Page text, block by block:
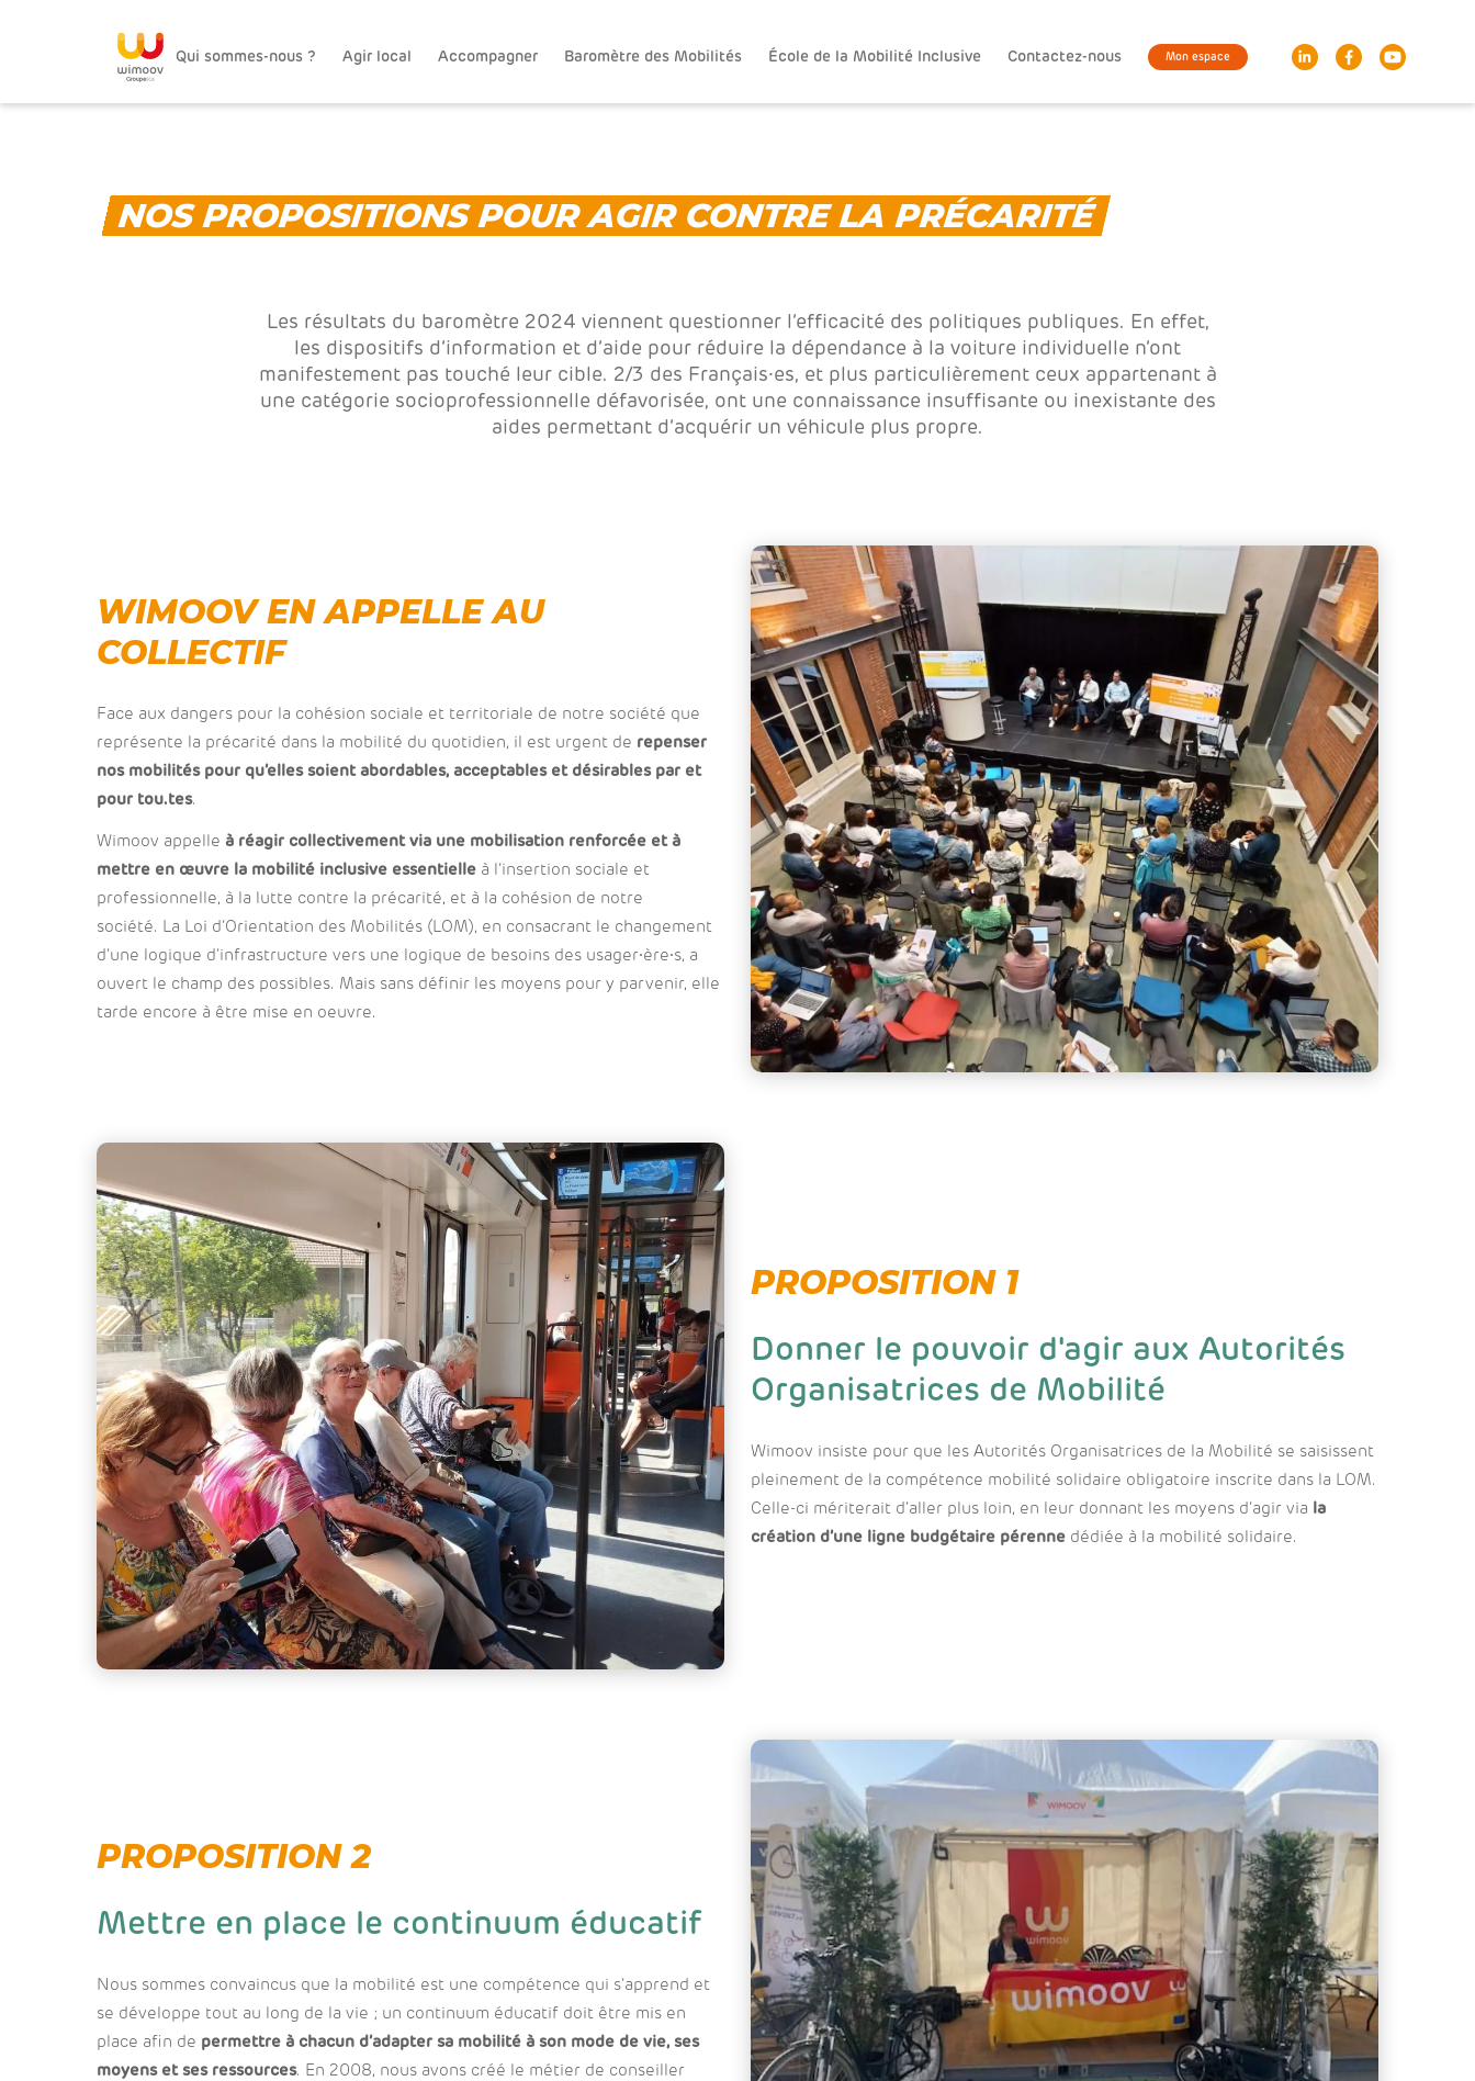
Qui sommes-nous ? Agir local Accompagner Baromètre des Mobilités École de la Mobilité Inclusive Contactez-nous Mon espace
NOS PROPOSITIONS POUR AGIR CONTRE LA PRÉCARITÉ
Les résultats du baromètre 2024 viennent questionner l’efficacité des politiques publiques. En effet,
les dispositifs d’information et d’aide pour réduire la dépendance à la voiture individuelle n’ont
manifestement pas touché leur cible. 2/3 des Français⸱es, et plus particulièrement ceux appartenant à
une catégorie socioprofessionnelle défavorisée, ont une connaissance insuffisante ou inexistante des
aides permettant d’acquérir un véhicule plus propre.
WIMOOV EN APPELLE AU
COLLECTIF
Face aux dangers pour la cohésion sociale et territoriale de notre société que
représente la précarité dans la mobilité du quotidien, il est urgent de repenser
nos mobilités pour qu’elles soient abordables, acceptables et désirables par et
pour tou.tes.
Wimoov appelle à réagir collectivement via une mobilisation renforcée et à
mettre en œuvre la mobilité inclusive essentielle à l’insertion sociale et
professionnelle, à la lutte contre la précarité, et à la cohésion de notre
société. La Loi d’Orientation des Mobilités (LOM), en consacrant le changement
d’une logique d’infrastructure vers une logique de besoins des usager⸱ère⸱s, a
ouvert le champ des possibles. Mais sans définir les moyens pour y parvenir, elle
tarde encore à être mise en oeuvre.
PROPOSITION 1
Donner le pouvoir d'agir aux Autorités
Organisatrices de Mobilité
Wimoov insiste pour que les Autorités Organisatrices de la Mobilité se saisissent
pleinement de la compétence mobilité solidaire obligatoire inscrite dans la LOM.
Celle-ci mériterait d’aller plus loin, en leur donnant les moyens d’agir via la
création d’une ligne budgétaire pérenne dédiée à la mobilité solidaire.
PROPOSITION 2
Mettre en place le continuum éducatif
Nous sommes convaincus que la mobilité est une compétence qui s’apprend et
se développe tout au long de la vie ; un continuum éducatif doit être mis en
place afin de permettre à chacun d’adapter sa mobilité à son mode de vie, ses
moyens et ses ressources. En 2008, nous avons créé le métier de conseiller